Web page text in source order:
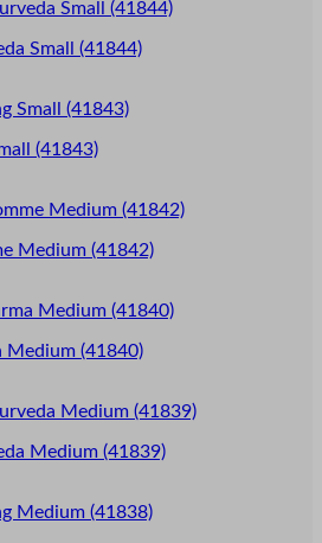
Small (41844)
(41843)
Medium (41842)
Medium (41840)
Medium (41839)